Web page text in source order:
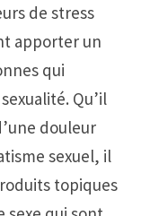
de stress
apporter un
qui
Qu’il
douleur
sexuel, il
topiques